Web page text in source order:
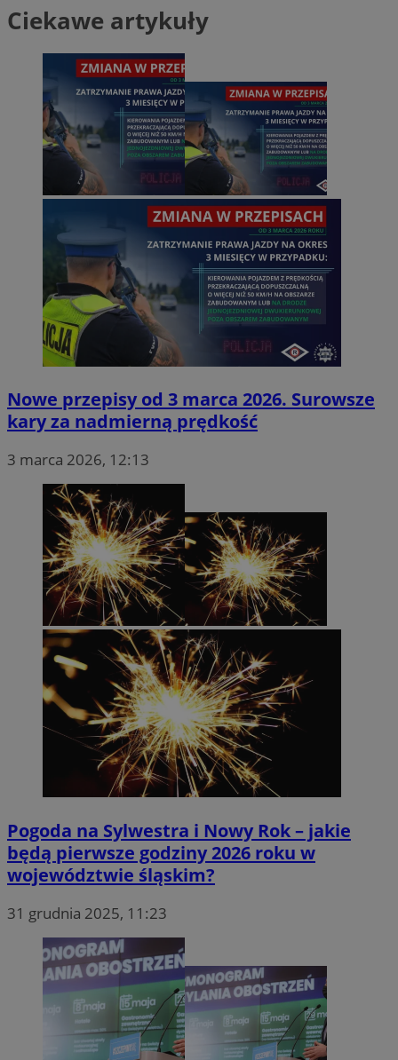
Ciekawe artykuły
Nowe przepisy od 3 marca 2026. Surowsze
kary za nadmierną prędkość
3 marca 2026, 12:13
Pogoda na Sylwestra i Nowy Rok – jakie
będą pierwsze godziny 2026 roku w
województwie śląskim?
31 grudnia 2025, 11:23